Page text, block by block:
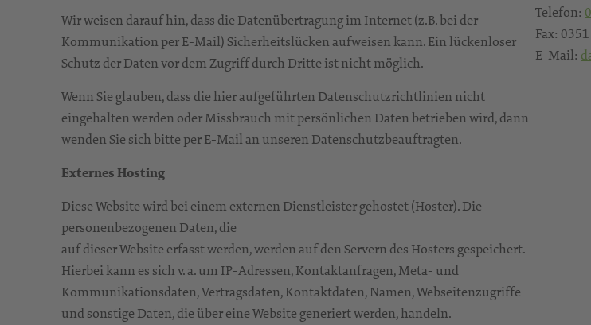
Wir weisen darauf hin, dass die Datenübertragung im Internet (z.B. bei der
Kommunikation per E-Mail) Sicherheitslücken aufweisen kann. Ein lückenloser
Schutz der Daten vor dem Zugriff durch Dritte ist nicht möglich.
Wenn Sie glauben, dass die hier aufgeführten Datenschutzrichtlinien nicht
eingehalten werden oder Missbrauch mit persönlichen Daten betrieben wird, dann
wenden Sie sich bitte per E-Mail an unseren Datenschutzbeauftragten.
Externes Hosting
Diese Website wird bei einem externen Dienstleister gehostet (Hoster). Die
personenbezogenen Daten, die
auf dieser Website erfasst werden, werden auf den Servern des Hosters gespeichert.
Hierbei kann es sich v. a. um IP-Adressen, Kontaktanfragen, Meta- und
Kommunikationsdaten, Vertragsdaten, Kontaktdaten, Namen, Webseitenzugriffe
und sonstige Daten, die über eine Website generiert werden, handeln.
Telefon:
Fax:
E-Mail: